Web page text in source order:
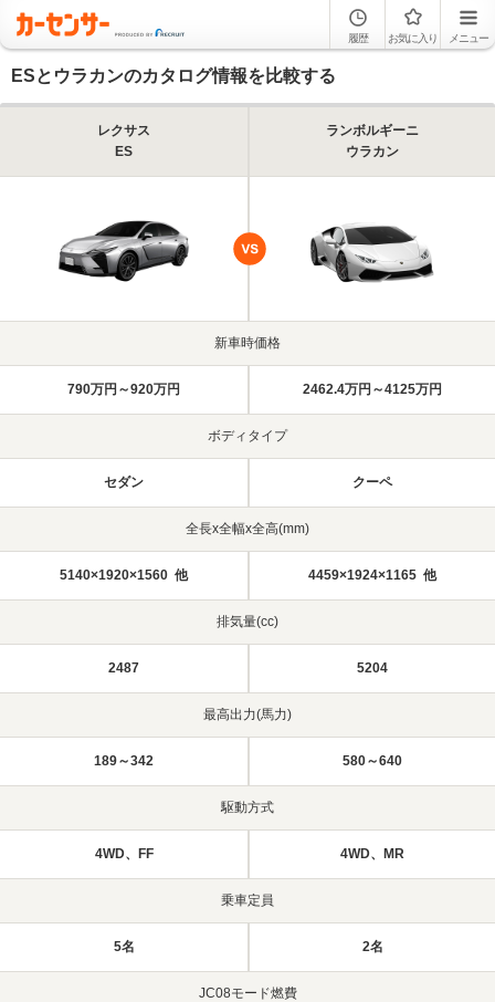
履歴 お気に入り メニュー
ESとウラカンのカタログ情報を比較する
レクサス
ES
ランボルギーニ
ウラカン
新車時価格
790万円～920万円 2462.4万円～4125万円
ボディタイプ
セダン クーペ
全長x全幅x全高(mm)
5140×1920×1560 他 4459×1924×1165 他
排気量(cc)
2487 5204
最高出力(馬力)
189～342 580～640
駆動方式
4WD、FF 4WD、MR
乗車定員
5名 2名
JC08モード燃費